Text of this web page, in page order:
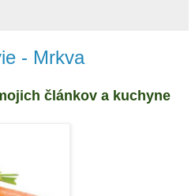
- Mrkva
článkov a kuchyne